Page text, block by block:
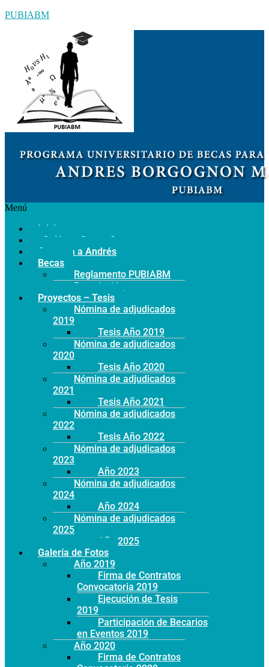
PUBIABM
Menú
Inicio
¿Quiénes Somos?
Conozca a Andrés
Becas
Reglamento PUBIABM
Postulación
Proyectos – Tesis
Nómina de adjudicados
2019
Tesis Año 2019
Nómina de adjudicados
2020
Tesis Año 2020
Nómina de adjudicados
2021
Tesis Año 2021
Nómina de adjudicados
2022
Tesis Año 2022
Nómina de adjudicados
2023
Año 2023
Nómina de adjudicados
2024
Año 2024
Nómina de adjudicados
2025
Año 2025
Galería de Fotos
Año 2019
Firma de Contratos
Convocatoria 2019
Ejecución de Tesis
2019
Participación de Becarios
en Eventos 2019
Año 2020
Firma de Contratos